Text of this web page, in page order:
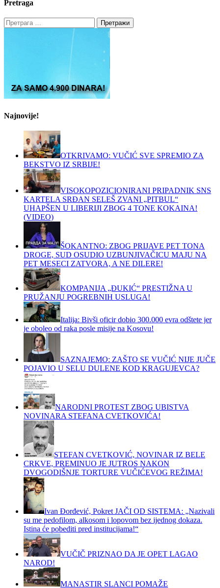
Pretraga
Претрага
за:
Najnovije!
OTKRIVAMO: VUČIĆ SVE SPREMIO ZA
BEKSTVO IZ SRBIJE!
VISOKOPOZICIONIRANI PRIPADNIK SNS
KARTELA SRĐAN SELEŠ ZVANI „PITBUL“
UHAPŠEN U LIBERIJI ZBOG 4 TONE KOKAINA!
(VIDEO)
ŠOKANTNO: ZBOG PRIJAVE PET TONA
DROGE, SUD OSUDIO UZBUNJIVAČICU MAJU NA
PET MESECI ZATVORA, A NE DILERE!
KOMPANIJA „ĐUKIĆ“ PRESTIŽNA U
PRUŽANJU POGREBNIH USLUGA!
Italija: Bivši oficir dobio 300.000 evra odštete jer
je oboleo od raka posle misije na Kosovu!
SAZNAJEMO: ZAŠTO SE VUČIĆ NIJE JUČE
POJAVIO U SELU DULENE KOD KRAGUJEVCA?
NARODNI PROTEST ZBOG UBISTVA
NOVINARA STEFANA CVETKOVIĆA!
STEFAN CVETKOVIĆ, NOVINAR IZ BELE
CRKVE, PREMINUO JE JUTROS NAKON
DVOGODIŠNJE TORTURE VUČIĆEVOG REŽIMA!
Ivan Đorđević, Pokret JAČI OD SISTEMA: „Nazivali
su me pedofilom, alkosom i lopovom bez ijednog dokaza.
Istina će pobediti pred institucijama!“
VUČIČ PRIZNAO DA JE OPET LAGAO
NAROD!
MANASTIR SLANCI POMAŽE